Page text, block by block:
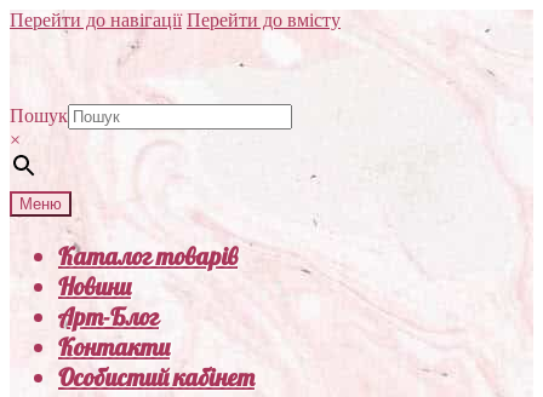
Перейти до навігації Перейти до вмісту
Пошук
×
Меню
Каталог товарів
Новини
Арт-Блог
Контакти
Особистий кабінет